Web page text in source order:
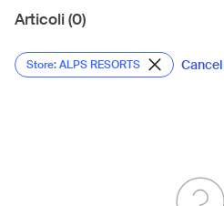
Articoli (0)
Store: ALPS RESORTS